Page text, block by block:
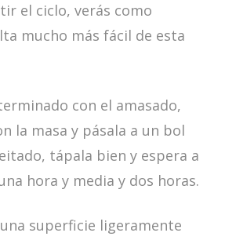
el ciclo, verás como
mucho más fácil de esta
con el amasado,
la masa y pásala a un bol
tápala bien y espera a
hora y media y dos horas.
una superficie ligeramente